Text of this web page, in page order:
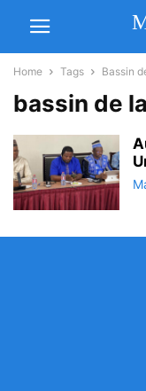
Home Tags Bassin
bassin de